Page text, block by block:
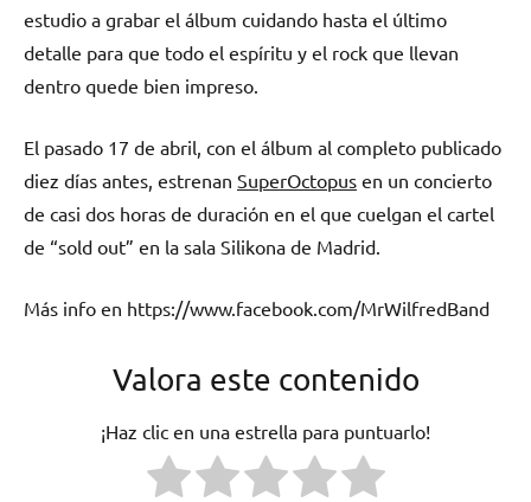
estudio a grabar el álbum cuidando hasta el último
detalle para que todo el espíritu y el rock que llevan
dentro quede bien impreso.
El pasado 17 de abril, con el álbum al completo publicado
diez días antes, estrenan SuperOctopus en un concierto
de casi dos horas de duración en el que cuelgan el cartel
de “sold out” en la sala Silikona de Madrid.
Más info en https://www.facebook.com/MrWilfredBand
Valora este contenido
¡Haz clic en una estrella para puntuarlo!